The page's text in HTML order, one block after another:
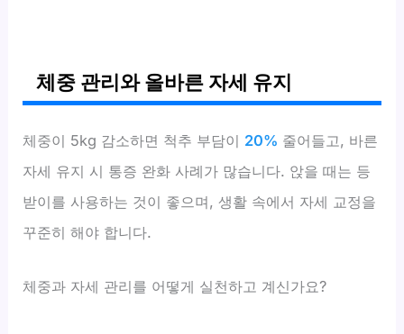
체중 관리와 올바른 자세 유지
체중이 5kg 감소하면 척추 부담이 20% 줄어들고, 바른
자세 유지 시 통증 완화 사례가 많습니다. 앉을 때는 등
받이를 사용하는 것이 좋으며, 생활 속에서 자세 교정을
꾸준히 해야 합니다.
체중과 자세 관리를 어떻게 실천하고 계신가요?